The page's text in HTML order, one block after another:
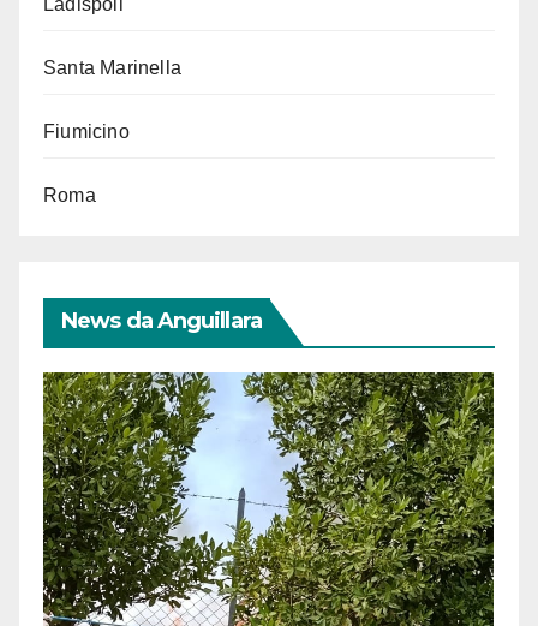
Santa Marinella
Fiumicino
Roma
News da Anguillara